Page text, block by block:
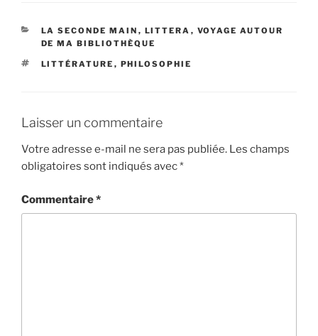
CATÉGORIES
LA SECONDE MAIN , LITTERA , VOYAGE AUTOUR
DE MA BIBLIOTHÈQUE
ÉTIQUETTES
LITTÉRATURE , PHILOSOPHIE
Laisser un commentaire
Votre adresse e-mail ne sera pas publiée. Les champs
obligatoires sont indiqués avec*
Commentaire*